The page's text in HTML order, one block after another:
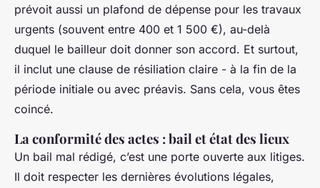
prévoit aussi un plafond de dépense pour les travaux
urgents (souvent entre 400 et 1 500 €), au-delà
duquel le bailleur doit donner son accord. Et surtout,
il inclut une clause de résiliation claire - à la fin de la
période initiale ou avec préavis. Sans cela, vous êtes
coincé.
La conformité des actes : bail et état des lieux
Un bail mal rédigé, c’est une porte ouverte aux litiges.
Il doit respecter les dernières évolutions légales,